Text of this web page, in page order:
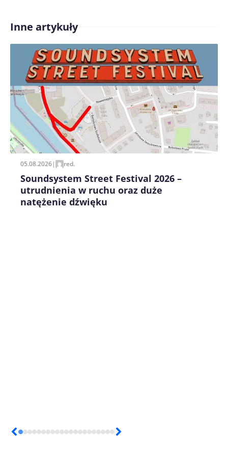
Treść komentarza*
Zapamiętaj moje dane w tej przeglądarce podczas
pisania kolejnych komentarzy.
Inne artykuły
05.08.2026| red.
Soundsystem Street Festival 2026 –
utrudnienia w ruchu oraz duże
natężenie dźwięku